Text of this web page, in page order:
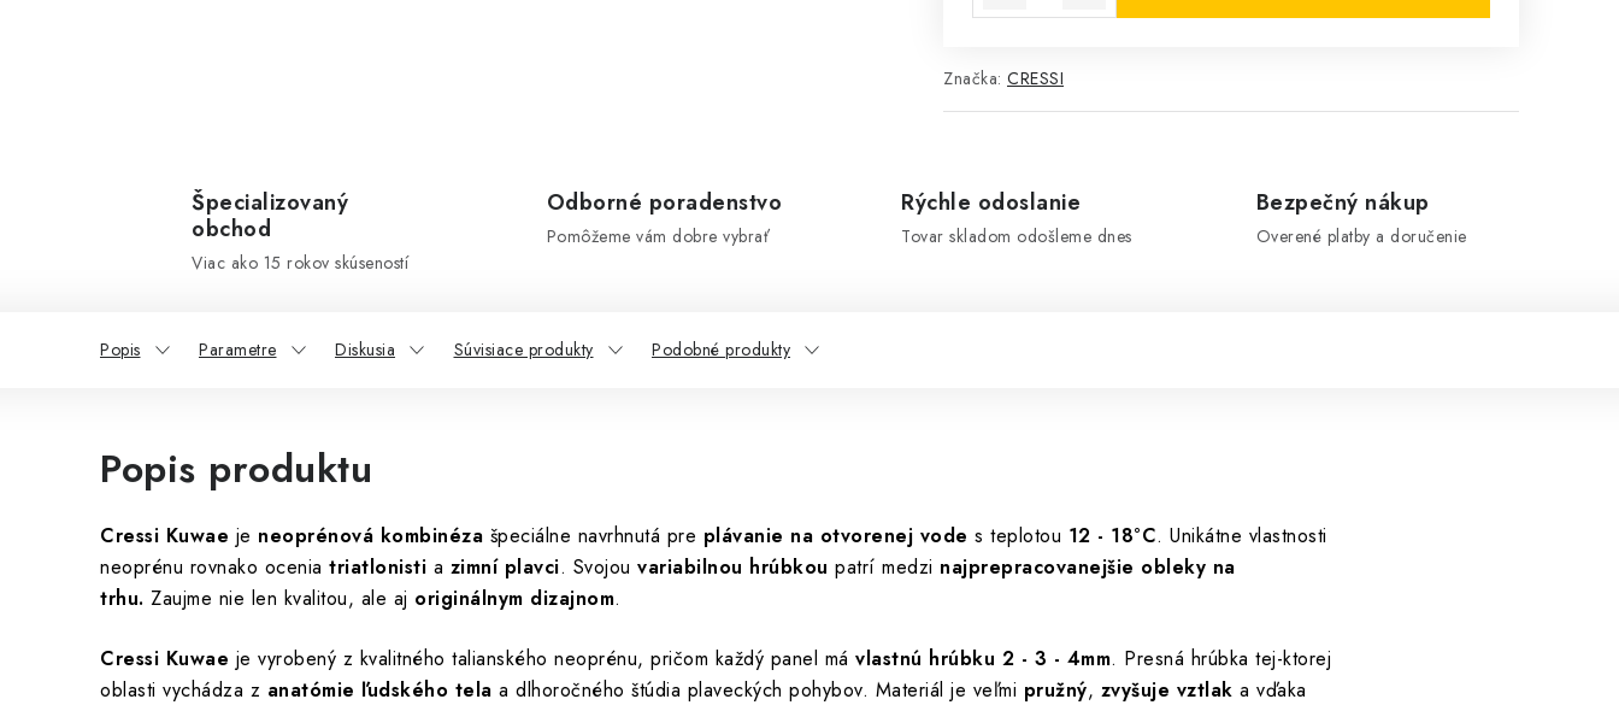
Značka: CRESSI
Špecializovaný
obchod
Viac ako 15 rokov skúseností
Odborné poradenstvo
Pomôžeme vám dobre vybrať
Rýchle odoslanie
Tovar skladom odošleme dnes
Bezpečný nákup
Overené platby a doručenie
Popis Parametre Diskusia Súvisiace produkty Podobné produkty
Popis produktu
Cressi Kuwae je neoprénová kombinéza špeciálne navrhnutá pre plávanie na otvorenej vode s teplotou 12 - 18°C. Unikátne vlastnosti
neoprénu rovnako ocenia triatlonisti a zimní plavci. Svojou variabilnou hrúbkou patrí medzi najprepracovanejšie obleky na
trhu. Zaujme nie len kvalitou, ale aj originálnym dizajnom.
Cressi Kuwae je vyrobený z kvalitného talianského neoprénu, pričom každý panel má vlastnú hrúbku 2 - 3 - 4mm. Presná hrúbka tej-ktorej
oblasti vychádza z anatómie ľudského tela a dlhoročného štúdia plaveckých pohybov. Materiál je veľmi pružný, zvyšuje vztlak a vďaka